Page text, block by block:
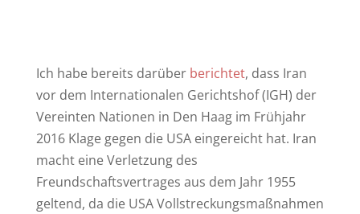
Ich habe bereits darüber berichtet, dass Iran
vor dem Internationalen Gerichtshof (IGH) der
Vereinten Nationen in Den Haag im Frühjahr
2016 Klage gegen die USA eingereicht hat. Iran
macht eine Verletzung des
Freundschaftsvertrages aus dem Jahr 1955
geltend, da die USA Vollstreckungsmaßnahmen